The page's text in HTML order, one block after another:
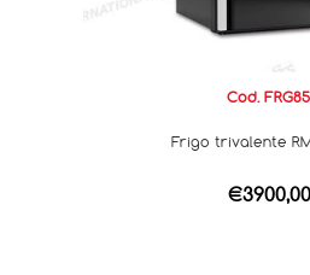
Cod.
Frigo trivalente
€3900,00